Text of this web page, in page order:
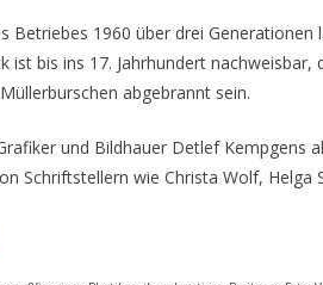
Betriebes 1960 über drei Generationen
bis ins 17. Jahrhundert nachweisbar,
abgebrannt sein.
und Bildhauer Detlef Kempgens
Schriftstellern wie Christa Wolf, Helga